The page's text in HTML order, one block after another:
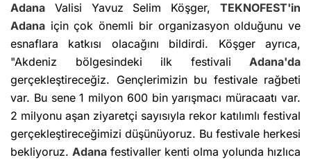
Adana Valisi Yavuz Selim Köşger, TEKNOFEST'in
Adana için çok önemli bir organizasyon olduğunu ve
esnaflara katkısı olacağını bildirdi. Köşger ayrıca,
"Akdeniz bölgesindeki ilk festivali Adana'da
gerçekleştireceğiz. Gençlerimizin bu festivale rağbeti
var. Bu sene 1 milyon 600 bin yarışmacı müracaatı var.
2 milyonu aşan ziyaretçi sayısıyla rekor katılımlı festival
gerçekleştireceğimizi düşünüyoruz. Bu festivale herkesi
bekliyoruz. Adana festivaller kenti olma yolunda hızlıca